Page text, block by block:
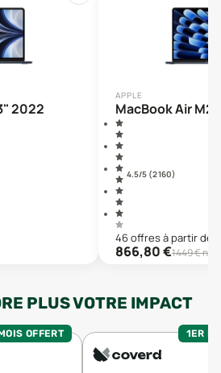
2022
APPLE
MacBook Air M2
4.5/5 (2 160)
46offresà partir de :
866,80€1449€
PLUS VOTRE IMPACT
OFFERT 1ER